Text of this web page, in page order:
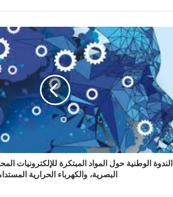
الندوة الوطنية حول المواد المبتكرة للإلكترونيات
البصرية، والكهرباء الحرارية